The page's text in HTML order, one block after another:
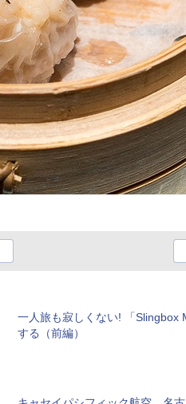
一人旅も寂しくない! 「Slingbox
する（前編）